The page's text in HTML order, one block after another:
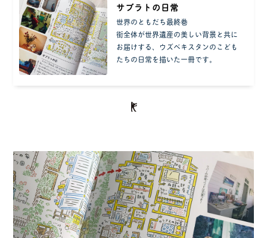
サブラトの日常
世界のともだち最終巻
街全体が世界遺産の美しい背景と共に
お届けする、ウズベキスタンのこども
たちの日常を描いた一冊です。